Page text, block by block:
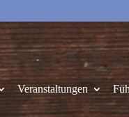
Veranstaltungen